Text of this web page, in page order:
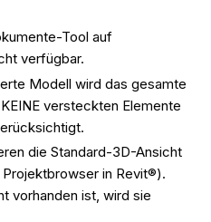
Tool auf
verfügbar.
Modell wird das gesamte
versteckten Elemente
die Standard-3D-Ansicht
in Revit®).
vorhanden ist, wird sie